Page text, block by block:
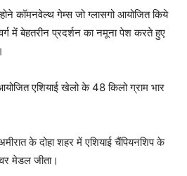
कॉमनवेल्थ गेम्स जो ग्लासगो आयोजित किये
में बेहतरीन प्रदर्शन का नमूना पेश करते हुए
एशियाई खेलो के 48 किलो ग्राम भार
के दोहा शहर में एशियाई चैंपियनशिप के
मेडल जीता।